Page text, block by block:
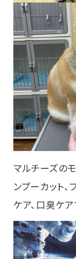
マルチーズの
ンプーカット
ケア、口臭ケ